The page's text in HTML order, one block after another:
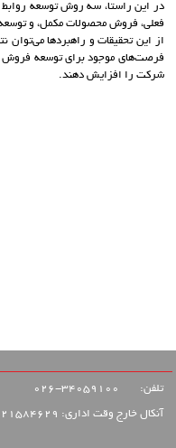
در این راستا، سه روش توسعه
فعلی، فروش محصولات مکمل، و
از این تحقیقات و راهبردها می‌توان
فرصت‌های موجود برای توسعه فروش
شرکت را افزایش دهند.
تلفن:
آنکال خارج وقت اداری: 09921584629 - 09124190255